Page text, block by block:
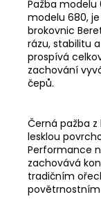
Pažba
modelu 680,
brokovnic
rázu, stabilitu
prospívá
zachování
čepů.
Černá pažba
lesklou
Performance
zachovává
tradičním